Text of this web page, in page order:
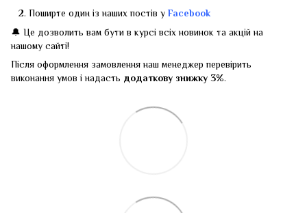
Поширте один із наших постів у Facebook
🔔 Це дозволить вам бути в курсі всіх новинок та акцій на
нашому сайті!
Після оформлення замовлення наш менеджер перевірить
виконання умов і надасть додаткову знижку 3%.